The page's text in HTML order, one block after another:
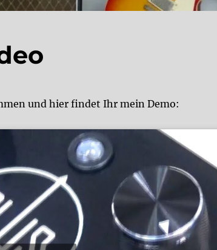
und hier findet Ihr mein Demo: